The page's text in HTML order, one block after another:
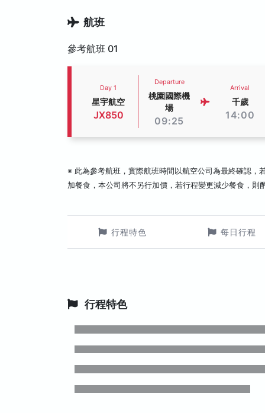
航班
參考航班 01
Day 1
星宇航空
JX850
Departure
桃園國際機
場
09:25
Arrival
千歲
14:00
※ 此為參考航班，實際航班時間以航空公司為最終確認，
加餐食，本公司將不另行加價，若行程變更減少餐食，則
行程特色 每日行程
行程特色